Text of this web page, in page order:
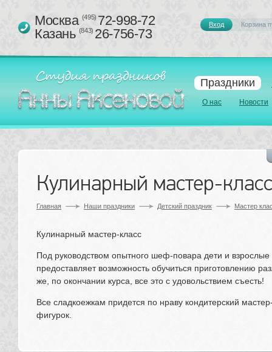
Праздники
О нас Новости
Москва (495)72-998-72
Казань (843)26-756-73
Вход Корзина
Кулинарный мастер-класс
Главная Наши праздники Детский праздник Мастер
Кулинарный мастер-класс
Под руководством опытного шеф-повара дети и
предоставляет возможность обучиться приготовлению
же, по окончании курса, все это с удовольствием съесть!
Все сладкоежкам придется по нраву кондитерский
фигурок.